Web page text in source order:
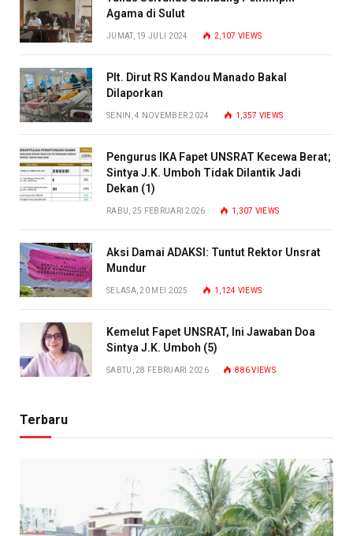
Agama di Sulut
JUMAT, 19 JULI 2024 2,107 VIEWS
Plt. Dirut RS Kandou Manado Bakal
Dilaporkan
SENIN, 4 NOVEMBER 2024 1,357 VIEWS
Pengurus IKA Fapet UNSRAT Kecewa Berat;
Sintya J.K. Umboh Tidak Dilantik Jadi
Dekan (1)
RABU, 25 FEBRUARI 2026 1,307 VIEWS
Aksi Damai ADAKSI: Tuntut Rektor Unsrat
Mundur
SELASA, 20 MEI 2025 1,124 VIEWS
Kemelut Fapet UNSRAT, Ini Jawaban Doa
Sintya J.K. Umboh (5)
SABTU, 28 FEBRUARI 2026 886VIEWS
Terbaru